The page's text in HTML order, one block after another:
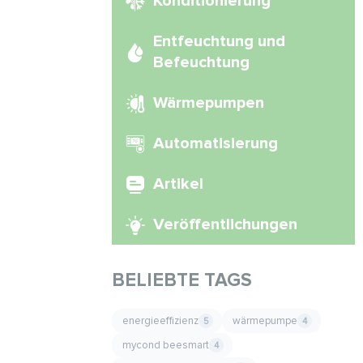
Entfeuchtung und
Befeuchtung
Wärmepumpen
Automatisierung
Artikel
Veröffentlichungen
BELIEBTE TAGS
energieeffizienz 5 wärmepumpe 4
mycond beesmart 4